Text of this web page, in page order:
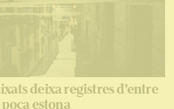
deixa registres d'entre
estona